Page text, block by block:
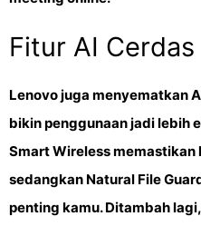
Fitur AI
Lenovo juga menyematkan
bikin penggunaan jadi lebih
Smart Wirelessmemastikan
sedangkan Natural File
penting kamu. Ditambah